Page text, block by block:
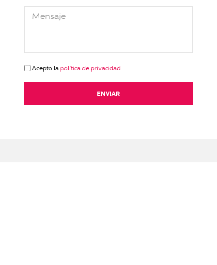
Acepto la política de privacidad
ENVIAR